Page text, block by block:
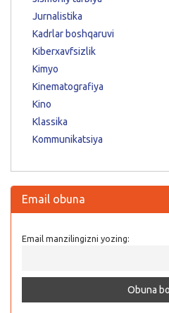
Jurnalistika
Kadrlar boshqaruvi
Kiberxavfsizlik
Kimyo
Kinematografiya
Kino
Klassika
Kommunikatsiya
Email obuna
Email manzilingizni yozing: